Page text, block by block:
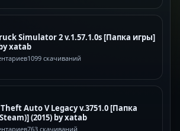
Simulator 2 v.1.57.1.0s [Папка игры]
xatab
1099 скачиваний
Auto V Legacy v.3751.0 [Папка
(2015) by xatab
763 скачиваний